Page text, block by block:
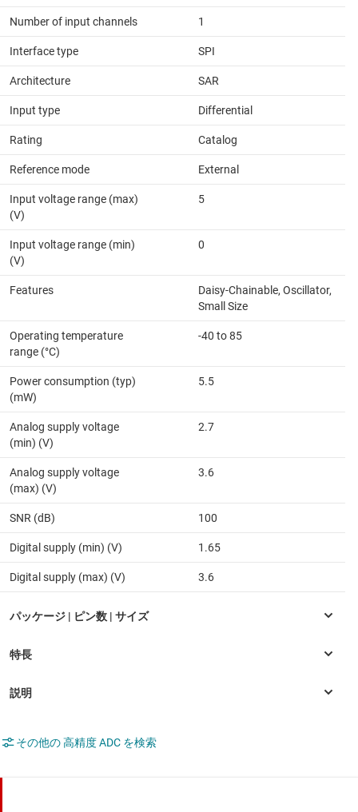
Number of input channels 1
Interface type SPI
Architecture SAR
Input type Differential
Rating Catalog
Reference mode External
Input voltage range (max)
(V)
5
Input voltage range (min)
(V)
0
Features
Daisy-Chainable, Oscillator,
Small Size
Operating temperature
range (°C)
-40 to 85
Power consumption (typ)
(mW)
5.5
Analog supply voltage
(min) (V)
2.7
Analog supply voltage
(max) (V)
3.6
SNR (dB) 100
Digital supply (min) (V) 1.65
Digital supply (max) (V) 3.6
その他の 高精度 ADC を検索